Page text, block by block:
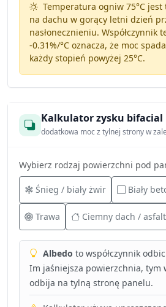
Temperatura ogniw 75°C
na dachu w gorący letni dzień
nasłonecznieniu. Współczynnik
-0.31%/°Coznacza, że moc
każdy stopień powyżej 25°C.
Kalkulator zysku bifacial
dodatkowa moc z tylnej strony w
Wybierz rodzaj powierzchni pod
Śnieg / biały żwir Biały
Trawa Ciemny dach / asfalt
Albedo to współczynnik
Im jaśniejsza powierzchnia, tym
odbija na tylną stronę panelu.